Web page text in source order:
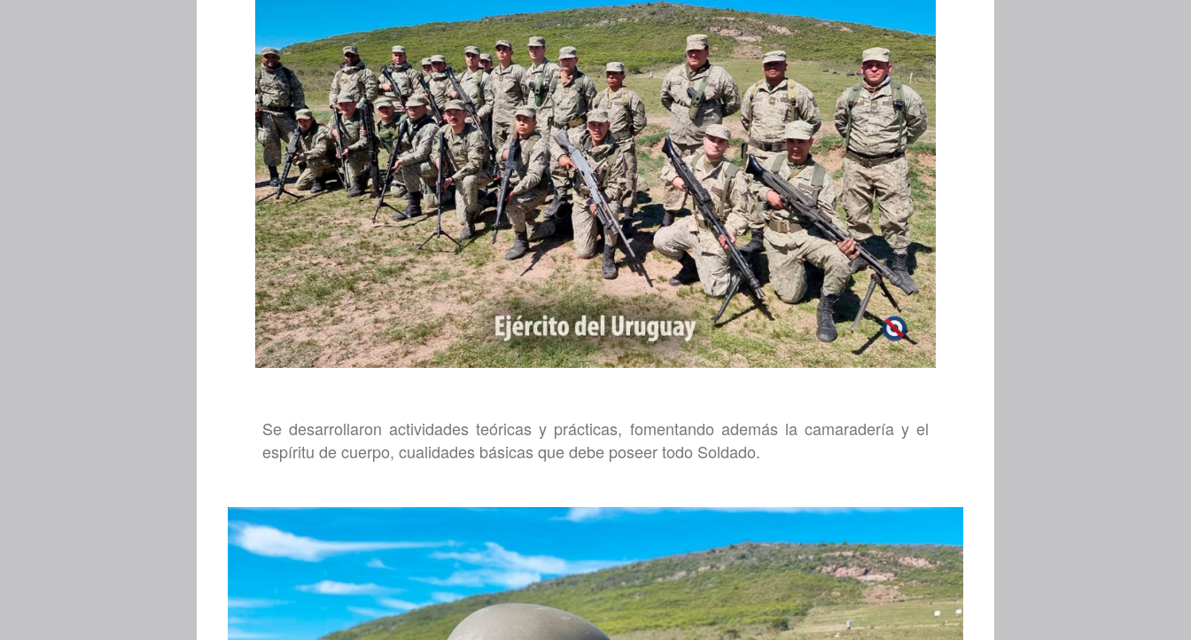
Se desarrollaron actividades teóricas y prácticas, fomentando además la camaradería y el
espíritu de cuerpo, cualidades básicas que debe poseer todo Soldado.